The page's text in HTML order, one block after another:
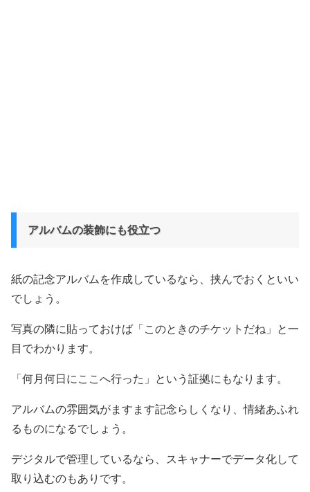
アルバムの装飾にも役立つ
紙の記念アルバムを作成しているなら、挟んでおくといい
でしょう。
写真の隣に貼っておけば「このときのチケットだね」と一
目でわかります。
「何月何日にここへ行った」という証拠にもなります。
アルバムの雰囲気がますます記念らしくなり、情緒あふれ
るものになるでしょう。
デジタルで管理しているなら、スキャナーでデータ化して
取り込むのもありです。